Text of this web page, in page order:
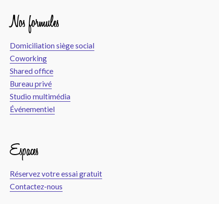
Nos formules
Domiciliation siège social
Coworking
Shared office
Bureau privé
Studio multimédia
Événementiel
Espaces
Réservez votre essai gratuit
Contactez-nous